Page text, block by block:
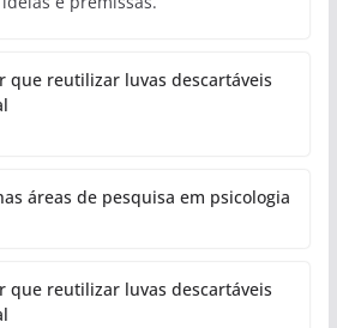
que reutilizar luvas descartáveis
áreas de pesquisa em psicologia
que reutilizar luvas descartáveis